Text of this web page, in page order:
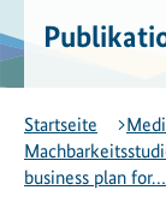
-
zur
Startseite
-
Startseite
business plan for…